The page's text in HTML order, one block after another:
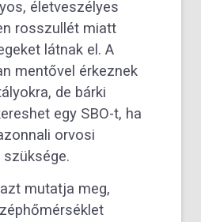
életveszélyes
rosszullét miatt
látnak el. A
mentővel érkeznek
de bárki
egy SBO-t, ha
orvosi
mutatja meg,